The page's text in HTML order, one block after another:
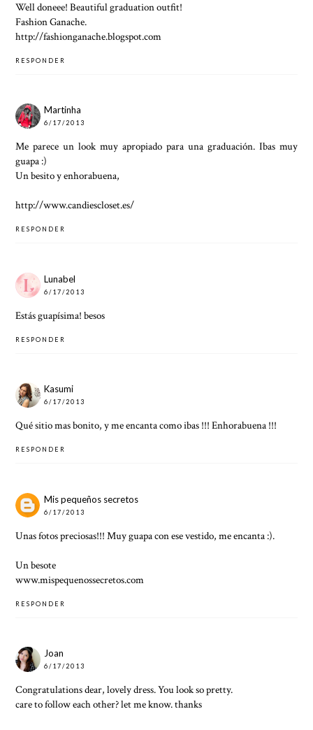
Well doneee! Beautiful graduation outfit!
Fashion Ganache.
http://fashionganache.blogspot.com
RESPONDER
Martinha
6/17/2013
Me parece un look muy apropiado para una graduación. Ibas muy
guapa :)
Un besito y enhorabuena,
http://www.candiescloset.es/
RESPONDER
Lunabel
6/17/2013
Estás guapísima! besos
RESPONDER
Kasumi
6/17/2013
Qué sitio mas bonito, y me encanta como ibas !!! Enhorabuena !!!
RESPONDER
Mis pequeños secretos
6/17/2013
Unas fotos preciosas!!! Muy guapa con ese vestido, me encanta :).
Un besote
www.mispequenossecretos.com
RESPONDER
Joan
6/17/2013
Congratulations dear, lovely dress. You look so pretty.
care to follow each other? let me know. thanks